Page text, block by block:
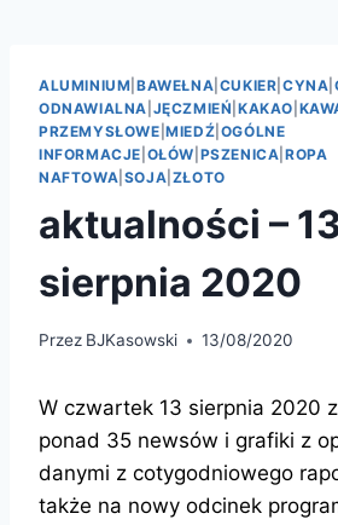
ALUMINIUM BAWEŁNA CUKIER CYNA
ODNAWIALNA JĘCZMIEŃ KAKAO
PRZEMYSŁOWE |MIEDŹ OGÓLNE
INFORMACJE OŁÓW PSZENICA ROPA
NAFTOWA SOJA ZŁOTO
aktualności –
sierpnia 2020
Przez BJKasowski 13/08/2020
W czwartek 13 sierpnia 2020
ponad 35 newsów i grafiki z
danymi z cotygodniowego
także na nowy odcinek